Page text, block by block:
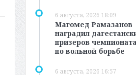
6 августа, 2026 18:09
Магомед Рамазанов
наградил
призеров
по вольной борьбе
6 августа, 2026 16:57